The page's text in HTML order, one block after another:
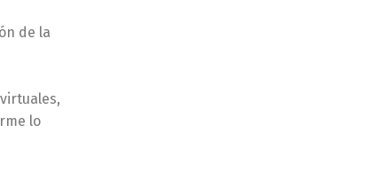
de la
lo